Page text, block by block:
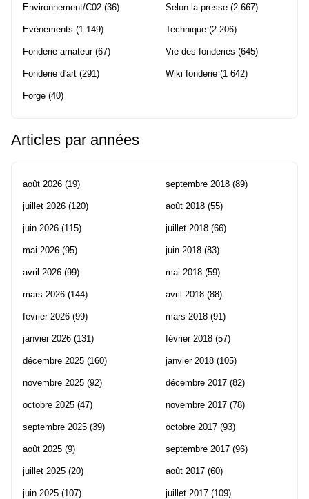
Environnement/C02 (36)
Evènements (1 149)
Fonderie amateur(67)
Fonderie d'art (291)
Forge (40)
Selon la presse (2 667)
Technique (2 206)
Vie des fonderies (645)
Wiki fonderie (1 642)
Articles par années
août 2026 (19)
juillet 2026 (120)
juin 2026 (115)
mai 2026 (95)
avril 2026 (99)
mars 2026 (144)
février 2026 (99)
janvier 2026 (131)
décembre 2025 (160)
novembre 2025 (92)
octobre 2025 (47)
septembre 2025 (39)
août 2025 (9)
juillet 2025 (20)
juin 2025 (107)
septembre 2018 (89)
août 2018 (55)
juillet 2018 (66)
juin 2018 (83)
mai 2018 (59)
avril 2018 (88)
mars 2018 (91)
février 2018 (57)
janvier 2018 (105)
décembre 2017 (82)
novembre 2017 (78)
octobre 2017 (93)
septembre 2017 (96)
août 2017 (60)
juillet 2017 (109)